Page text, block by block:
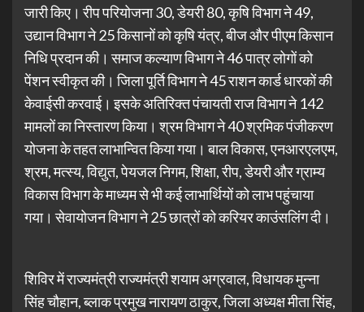
जारी किए। रीप परियोजना 30, डेयरी 80, कृषि विभाग ने 49,
उद्यान विभाग ने 25 किसानों को कृषि यंत्र, बीज और पीएम किसान
निधि प्रदान की। समाज कल्याण विभाग ने 46 पात्र लोगों को
पेंशन स्वीकृत की। जिला पूर्ति विभाग ने 45 राशन कार्ड धारकों की
केवाईसी करवाई। इसके अतिरिक्त पंचायती राज विभाग ने 142
मामलों का निस्तारण किया। श्रम विभाग ने 40 श्रमिक पंजीकरण
योजना के तहत लाभान्वित किया गया। बाल विकास, एनआरएलएम,
श्रम, मत्स्य, विद्युत, पेयजल निगम, शिक्षा, रीप, डेयरी और ग्राम्य
विकास विभाग के माध्यम से भी कई लाभार्थियों को लाभ पहुंचाया
गया। सेवायोजन विभाग ने 25 छात्रों को करियर काउंसलिंग दी।
शिविर में राज्यमंत्री राज्यमंत्री शयाम अग्रवाल, विधायक मुन्ना
सिंह चौहान, ब्लाक प्रमुख नारायण ठाकुर, जिला अध्यक्ष मीता सिंह,